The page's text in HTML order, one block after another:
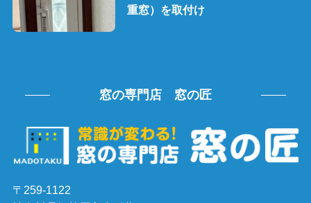
重窓）を取付け
窓の専門店 窓の匠
〒259-1122